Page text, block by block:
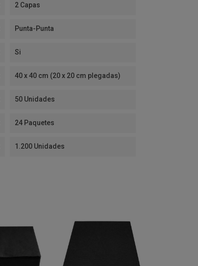
2 Capas
Punta-Punta
Si
40 x 40 cm (20 x 20 cm plegadas)
50 Unidades
24 Paquetes
1.200 Unidades